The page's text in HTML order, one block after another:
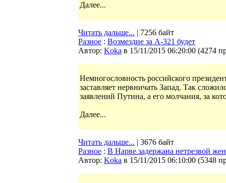
Далее...
Читать дальше... | 7256 байт
Разное : Возмездие за А-321 будет
Автор: Koka в 15/11/2015 06:20:00 (4274
Немногословность российского
заставляет нервничать Запад. Так
заявлений Путина, а его молчания, за
Далее...
Читать дальше... | 3676 байт
Разное : В Нарве задержана нетрезвой
Автор: Koka в 15/11/2015 06:10:00 (5348